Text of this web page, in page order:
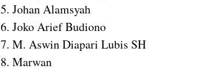
5. Johan Alamsyah
6. Joko Arief Budiono
7. M. Aswin Diapari Lubis SH
8. Marwan